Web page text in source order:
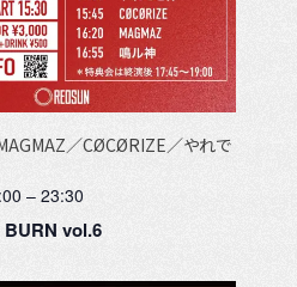
– 23:30
vol.6
／CØCØRIZE／やれで